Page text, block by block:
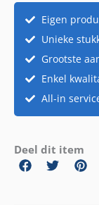
verlichting
Eigen
Unieke
Grootste
Enkel
All-in
Deel dit item